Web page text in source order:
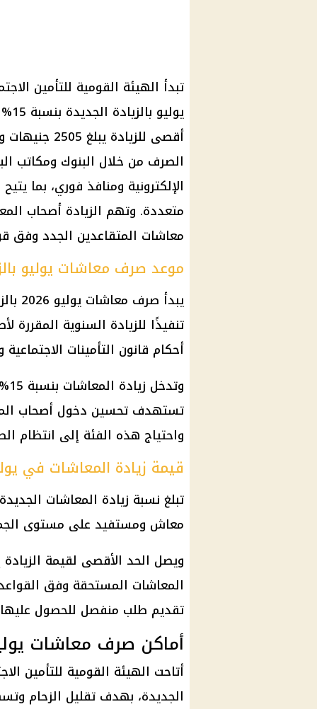
الصرف من خلال البنوك ومكاتب
الإلكترونية ومنافذ فوري، بما
متعددة. وتهم الزيادة أصحاب
معاشات المتقاعدين الجدد وفق
موعد صرف معاشات يوليو
تنفيذًا للزيادة السنوية
أحكام قانون التأمينات الاجتماعية
تستهدف تحسين دخول أصحاب
واحتياج هذه الفئة إلى انتظام
قيمة زيادة المعاشات في يوليو
معاش ومستفيد على مستوى الجمهورية،
المعاشات المستحقة وفق
تقديم طلب منفصل للحصول
أماكن صرف معاشات يوليو
أتاحت الهيئة القومية للتأمين
الجديدة، بهدف تقليل الزحام